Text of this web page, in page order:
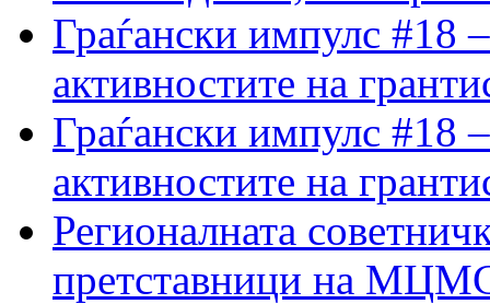
Граѓански импулс #18
активностите на
Граѓански импулс #18
активностите на
Регионалната
претставници на МЦМС